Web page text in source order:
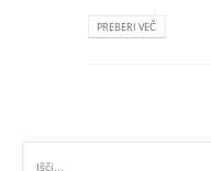
PREBERI VEČ